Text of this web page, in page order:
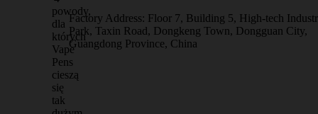
Factory Address: Floor 7, Building 5, High-tech
Park, Taxin Road, Dongkeng Town, Dongguan City,
Guangdong Province, China